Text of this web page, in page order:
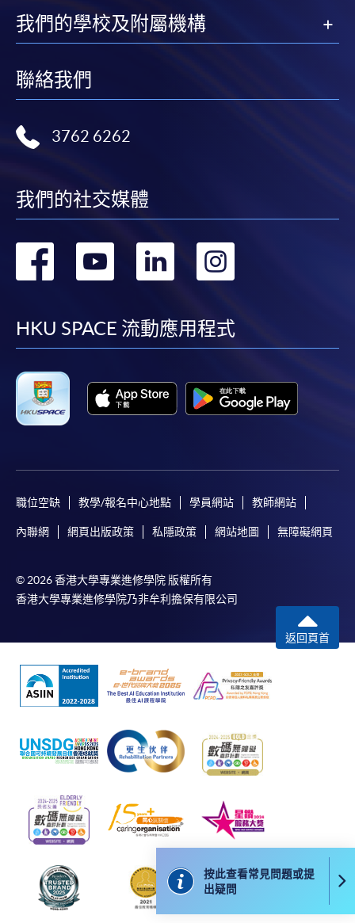
網上支付可通過「繳費靈」(PPS) (不適用於手機)、
Pay) 、「支付寶」(Online Alipay) 或 「轉數快」(FPS)
繳付學費。
報讀新課程
凡以「先到先得」為取錄方式的課程，請填妥
SF26報名表，親往報名中心或以郵遞方式連同學
[下載報名表SF26]
申請學歷頒授及專業課程可能需要其他資料，報名
表可向報名中心或有關課程負責人索取。填妥申請
表格後，請連同報名費/學費以及所需證明文件親
報讀同一學歷頒授課程內其他單元
​學院為學歷頒授課程特設「註冊及學費通知」，適
課程負責人會為學員送上「註冊及學費通知」
(「通知」)，請填妥有關「通知」，並親往報名中
心或以郵遞方式，遞交「通知」及繳交所需費用。
有關繳費詳情，請參閱付款方法。如對報名程序有任
何疑問，請詳閱個別課程資料，或聯絡有關課程負責
課程/科目報名注意事項:
選用網上報名服務必須在已接駁互聯網及支援
JavaScript程式瀏覽器的電腦上進行。建議選用
Google Chrome瀏覽器。
必須重新開始整個申請程序。
網上報名只支援「提早報讀優惠」。如需享用其他
按此查看常見問題或提
出疑問
折
我們的學校及附屬機構
聯絡我們
3762 6262
我們的社交媒體
轉
facebook
轉
youtube
轉
linkedin
HKU SPACE 流動應用程式
職位空缺 教學/報名中心地點 學員網站 教師網站
內聯網 網頁出版政策 私隱政策 網站地圖 無障礙網頁
© 2026 香港大學專業進修學院 版權所有
香港大學專業進修學院乃非牟利擔保有限公司
返回頁首